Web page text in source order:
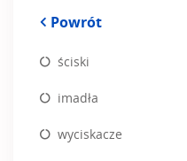
Powrót
ściski
imadła
wyciskacze